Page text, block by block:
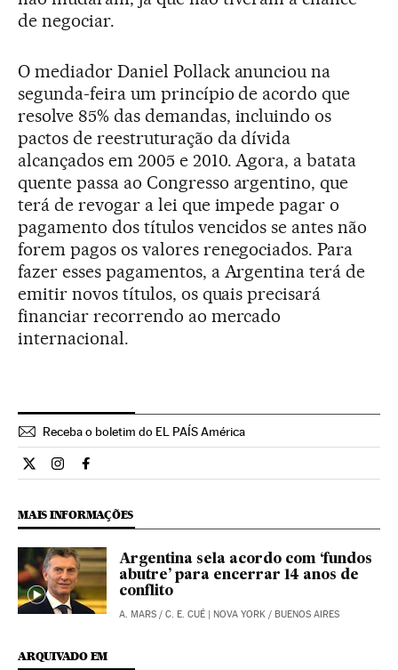
de negociar.
O mediador Daniel Pollack anunciou na
segunda-feira um princípio de acordo que
resolve 85% das demandas, incluindo os
pactos de reestruturação da dívida
alcançados em 2005 e 2010. Agora, a batata
quente passa ao Congresso argentino, que
terá de revogar a lei que impede pagar o
pagamento dos títulos vencidos se antes não
forem pagos os valores renegociados. Para
fazer esses pagamentos, a Argentina terá de
emitir novos títulos, os quais precisará
financiar recorrendo ao mercado
internacional.
Receba o boletim do EL PAÍS América
Internacional El País Brasil en Twitter
Internacional El País Brasil en Instagram
Internacional El País Brasil en Facebook
MAIS INFORMAÇÕES
Argentina sela acordo com ‘fundos
abutre’ para encerrar 14 anos de
conflito
A. MARS / C. E. CUÉ | NOVA YORK / BUENOS AIRES
ARQUIVADO EM